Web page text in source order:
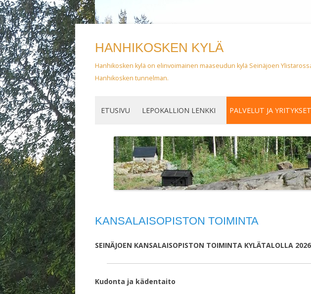
HANHIKOSKEN KYLÄ
Hanhikosken kylä on elinvoimainen maaseudun kylä Seinäjoen
Hanhikosken tunnelman.
ETUSIVU LEPOKALLION LENKKI PALVELUT JA YRITYKSET
YHDISTYKSET
KANSALAISOPISTON TOIMINTA
SEINÄJOEN KANSALAISOPISTON TOIMINTA KYLÄTALOLLA 2026
Kudonta ja kädentaito